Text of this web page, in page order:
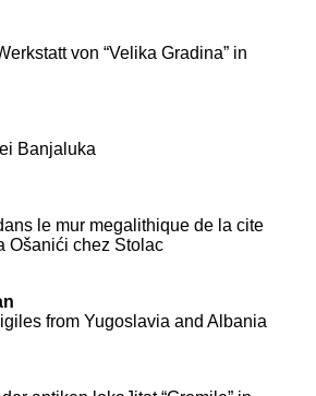
von “Velika Gradina” in
Banjaluka
le mur megalithique de la cite
Ošanići chez Stolac
from Yugoslavia and Albania